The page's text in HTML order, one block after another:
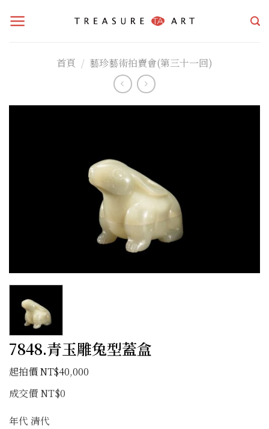
首頁 / 藝珍藝術拍賣會(第三十一回)
7848.青玉雕兔型蓋盒
NT$40,000
成交價 NT$0
年代 清代